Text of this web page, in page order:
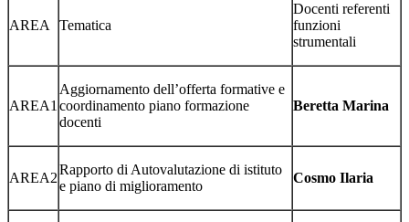
AREA Tematica
Docenti referenti
funzioni
strumentali
AREA1
Aggiornamento dell’offerta formative e
coordinamento piano formazione
docenti
Beretta Marina
AREA2
Rapporto di Autovalutazione di istituto
e piano di miglioramento
Cosmo Ilaria